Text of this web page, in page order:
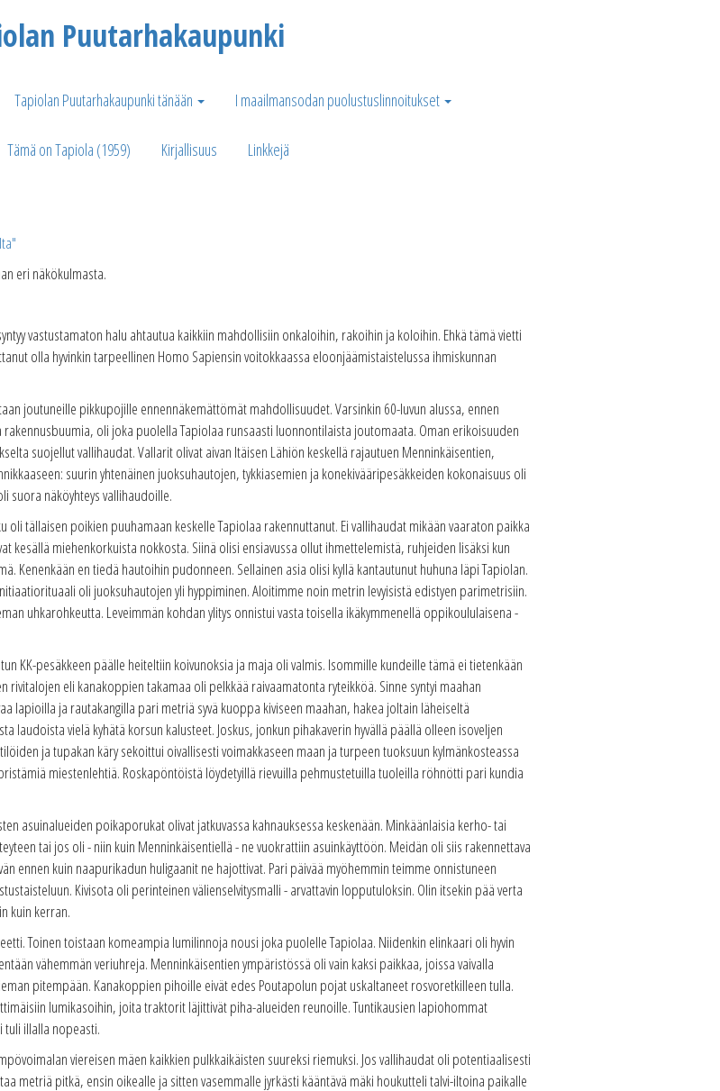
Puutarhakaupunki
Tapiolan Puutarhakaupunki tänään I maailmansodan puolustuslinnoitukset
Tämä on Tapiola (1959) Kirjallisuus Linkkejä
eri näkökulmasta.
vastustamaton halu ahtautua kaikkiin mahdollisiin onkaloihin, rakoihin ja koloihin. Ehkä tämä vietti
olla hyvinkin tarpeellinen Homo Sapiensin voitokkaassa eloonjäämistaistelussa ihmiskunnan
joutuneille pikkupojille ennennäkemättömät mahdollisuudet. Varsinkin 60-luvun alussa, ennen
oli joka puolella Tapiolaa runsaasti luonnontilaista joutomaata. Oman erikoisuuden
suojellut vallihaudat. Vallarit olivat aivan Itäisen Lähiön keskellä rajautuen Menninkäisentien,
suurin yhtenäinen juoksuhautojen, tykkiasemien ja konekivääripesäkkeiden kokonaisuus oli
suora näköyhteys vallihaudoille.
tällaisen poikien puuhamaan keskelle Tapiolaa rakennuttanut. Ei vallihaudat mikään vaaraton paikka
kesällä miehenkorkuista nokkosta. Siinä olisi ensiavussa ollut ihmettelemistä, ruhjeiden lisäksi kun
Kenenkään en tiedä hautoihin pudonneen. Sellainen asia olisi kyllä kantautunut huhuna läpi Tapiolan.
oli juoksuhautojen yli hyppiminen. Aloitimme noin metrin levyisistä edistyen parimetrisiin.
uhkarohkeutta. Leveimmän kohdan ylitys onnistui vasta toisella ikäkymmenellä oppikoululaisena -
KK-pesäkkeen päälle heiteltiin koivunoksia ja maja oli valmis. Isommille kundeille tämä ei tietenkään
rivitalojen eli kanakoppien takamaa oli pelkkää raivaamatonta ryteikköä. Sinne syntyi maahan
lapioilla ja rautakangilla pari metriä syvä kuoppa kiviseen maahan, hakea joltain läheiseltä
laudoista vielä kyhätä korsun kalusteet. Joskus, jonkun pihakaverin hyvällä päällä olleen isoveljen
ja tupakan käry sekoittui oivallisesti voimakkaseen maan ja turpeen tuoksuun kylmänkosteassa
miestenlehtiä. Roskapöntöistä löydetyillä rievuilla pehmustetuilla tuoleilla röhnötti pari kundia
asuinalueiden poikaporukat olivat jatkuvassa kahnauksessa keskenään. Minkäänlaisia kerho- tai
tai jos oli - niin kuin Menninkäisentiellä - ne vuokrattiin asuinkäyttöön. Meidän oli siis rakennettava
ennen kuin naapurikadun huligaanit ne hajottivat. Pari päivää myöhemmin teimme onnistuneen
Kivisota oli perinteinen välienselvitysmalli - arvattavin lopputuloksin. Olin itsekin pää verta
kuin kerran.
Toinen toistaan komeampia lumilinnoja nousi joka puolelle Tapiolaa. Niidenkin elinkaari oli hyvin
vähemmän veriuhreja. Menninkäisentien ympäristössä oli vain kaksi paikkaa, joissa vaivalla
pitempään. Kanakoppien pihoille eivät edes Poutapolun pojat uskaltaneet rosvoretkilleen tulla.
lumikasoihin, joita traktorit läjittivät piha-alueiden reunoille. Tuntikausien lapiohommat
tuli illalla nopeasti.
viereisen mäen kaikkien pulkkaikäisten suureksi riemuksi. Jos vallihaudat oli potentiaalisesti
metriä pitkä, ensin oikealle ja sitten vasemmalle jyrkästi kääntävä mäki houkutteli talvi-iltoina paikalle